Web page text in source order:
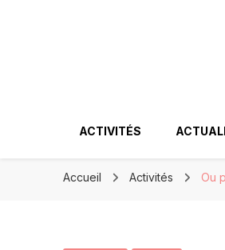
ACTIVITÉS
Accueil Activités Ou